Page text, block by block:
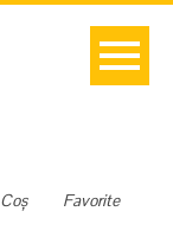
Favorite
Coș